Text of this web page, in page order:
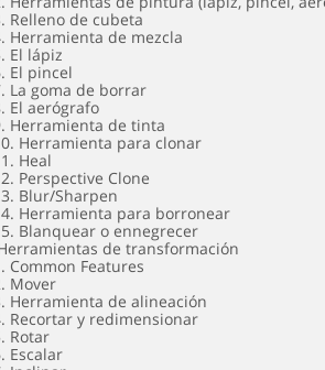
Relleno de cubeta
Herramienta de mezcla
El lápiz
El pincel
La goma de borrar
El aerógrafo
Herramienta de tinta
Herramienta para clonar
Heal
Perspective Clone
Blur/Sharpen
Herramienta para borronear
Blanquear o ennegrecer
de transformación
Common Features
Mover
Herramienta de alineación
Recortar y redimensionar
Rotar
Escalar